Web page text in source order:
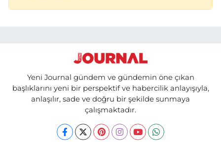
Yeni Journal gündem ve gündemin öne çıkan
başlıklarını yeni bir perspektif ve habercilik anlayışıyla,
anlaşılır, sade ve doğru bir şekilde sunmaya
çalışmaktadır.